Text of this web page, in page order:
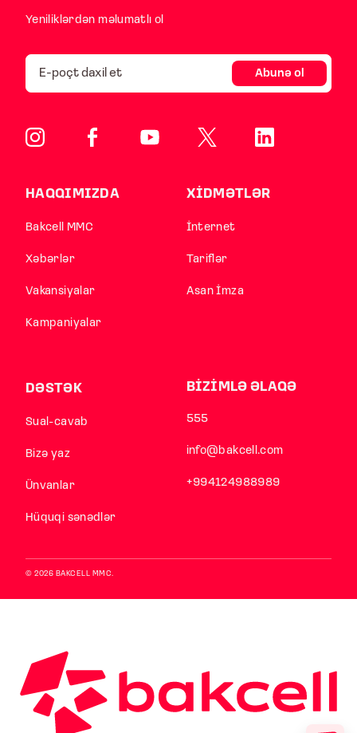
Yeniliklərdən məlumatlı ol
Abunə ol
HAQQIMIZDA
Bakcell MMC
Xəbərlər
Vakansiyalar
Kampaniyalar
XİDMƏTLƏR
İnternet
Tariflər
Asan İmza
DƏSTƏK
Sual-cavab
Bizə yaz
Ünvanlar
Hüquqi sənədlər
BİZİMLƏ ƏLAQƏ
555
info@bakcell.com
+994124988989
© 2026 BAKCELL MMC.